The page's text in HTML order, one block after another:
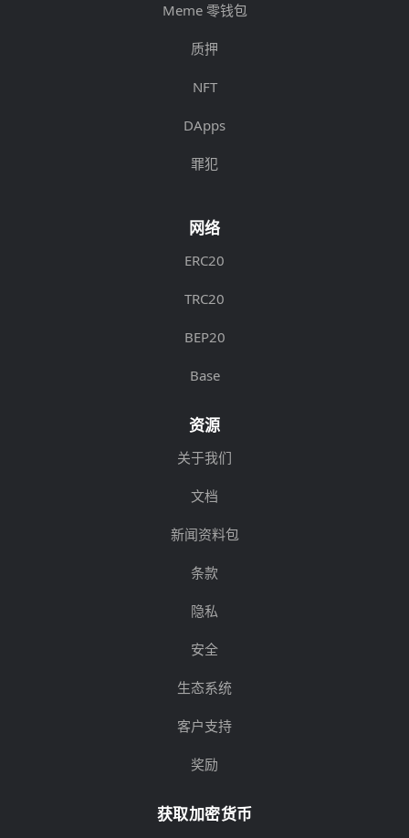
Meme 零钱包
质押
NFT
DApps
罪犯
网络
ERC20
TRC20
BEP20
Base
资源
关于我们
文档
新闻资料包
条款
隐私
安全
生态系统
客户支持
奖励
获取加密货币